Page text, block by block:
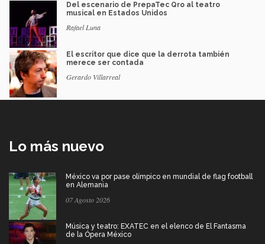
Del escenario de PrepaTec Qro al teatro
musical en Estados Unidos
Rafael Luna
El escritor que dice que la derrota también
merece ser contada
Gerardo Villarreal
Lo más nuevo
México va por pase olímpico en mundial de flag football
en Alemania
07 Agosto 2026
Música y teatro: EXATEC en el elenco de El Fantasma
de la Ópera México